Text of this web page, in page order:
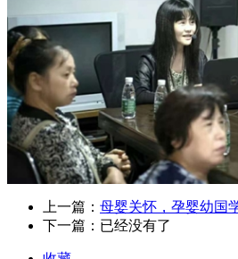
上一篇： 母婴关怀，孕婴幼国
下一篇：已经没有了